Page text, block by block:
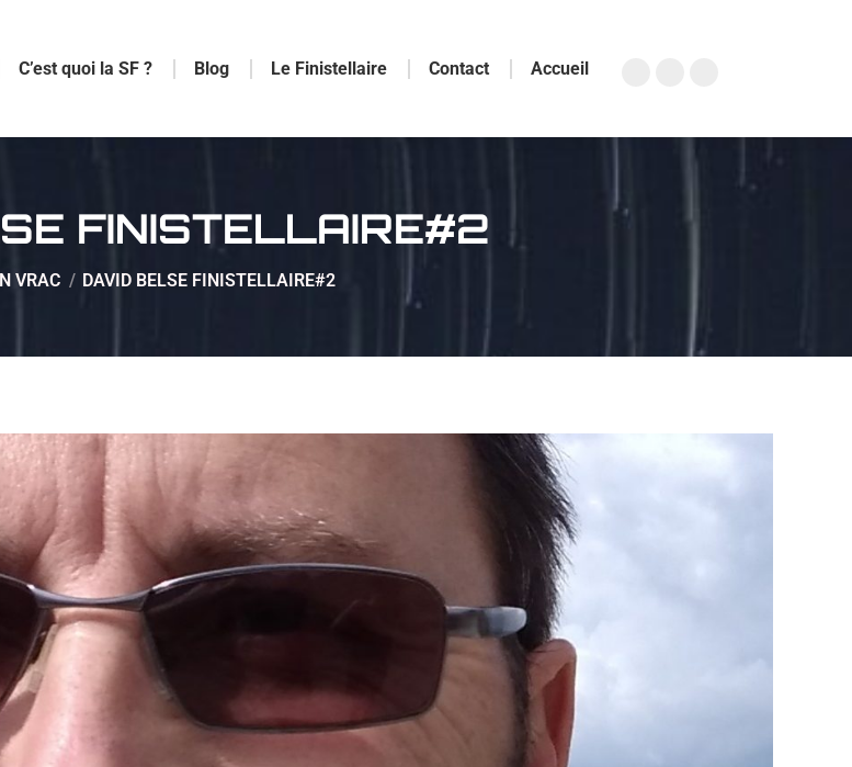
C’est quoi la SF ? Blog Le Finistellaire Contact Accueil
FINISTELLAIRE#2
VRAC DAVID BELSE FINISTELLAIRE#2